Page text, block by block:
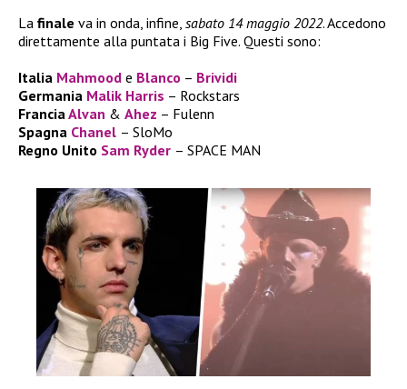
La finale va in onda, infine, sabato 14 maggio 2022. Accedono
direttamente alla puntata i Big Five. Questi sono:
Italia Mahmood e Blanco – Brividi
Germania Malik Harris – Rockstars
Francia Alvan & Ahez – Fulenn
Spagna Chanel – SloMo
Regno Unito Sam Ryder – SPACE MAN